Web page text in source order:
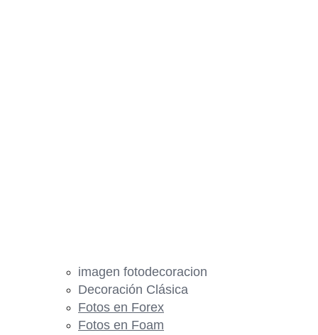
imagen fotodecoracion
Decoración Clásica
Fotos en Forex
Fotos en Foam